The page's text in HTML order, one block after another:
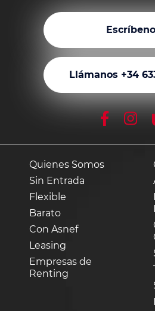
Llámanos +34
Quienes Somos
Sin Entrada
Flexible
Barato
Con Asnef
Leasing
Empresas de
Renting